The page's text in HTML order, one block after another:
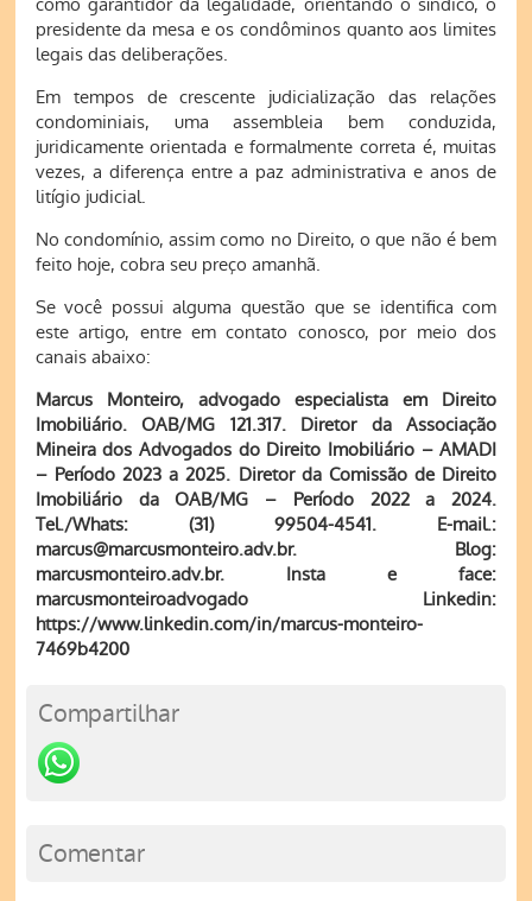
presidente da mesa e os condôminos quanto aos limites
legais das deliberações.
Em tempos de crescente judicialização das relações
condominiais, uma assembleia bem conduzida,
juridicamente orientada e formalmente correta é, muitas
vezes, a diferença entre a paz administrativa e anos de
litígio judicial.
No condomínio, assim como no Direito, o que não é bem
feito hoje, cobra seu preço amanhã.
Se você possui alguma questão que se identifica com
este artigo, entre em contato conosco, por meio dos
canais abaixo:
Marcus Monteiro, advogado especialista em Direito
Imobiliário. OAB/MG 121.317. Diretor da Associação
Mineira dos Advogados do Direito Imobiliário – AMADI
– Período 2023 a 2025. Diretor da Comissão de Direito
Imobiliário da OAB/MG – Período 2022 a 2024.
Tel./Whats: (31) 99504-4541. E-mail.:
marcus@marcusmonteiro.adv.br. Blog:
marcusmonteiro.adv.br. Insta e face:
marcusmonteiroadvogado Linkedin:
https://www.linkedin.com/in/marcus-monteiro-
7469b4200
Compartilhar
Comentar